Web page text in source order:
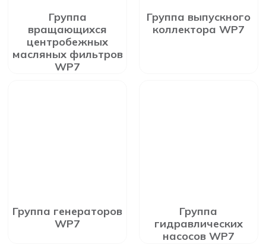
Группа
вращающихся
центробежных
масляных фильтров
WP7
Группа выпускного
коллектора WP7
Группа генераторов
WP7
Группа
гидравлических
насосов WP7